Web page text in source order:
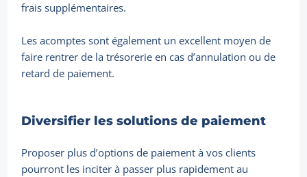
frais supplémentaires.
Les acomptes sont également un excellent moyen de
faire rentrer de la trésorerie en cas d’annulation ou de
retard de paiement.
Diversifier les solutions de paiement
Proposer plus d’options de paiement à vos clients
pourront les inciter à passer plus rapidement au